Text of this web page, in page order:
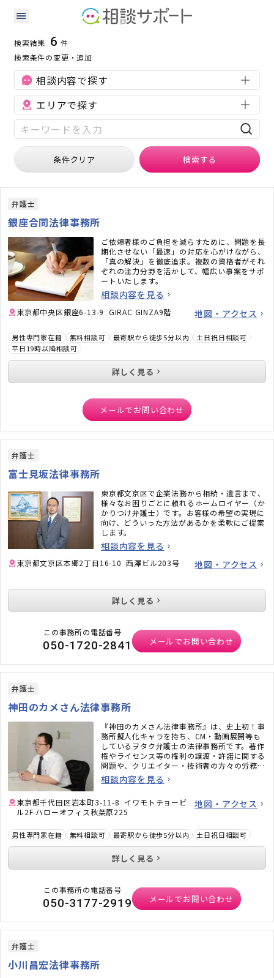
東京都の知的財産に強い専門家の検索結果
知的財産
検索結果 6 件
検索条件の変更・追加
相談内容で探す
エリアで探す
条件クリア 検索する
弁護士
銀座合同法律事務所
ご依頼者様のご負担を減らすために、問題を長
期化させない「最速」の対応を心がけながら、
「真の解決」を徹底追求。複数の資格者がそれ
ぞれの注力分野を活かして、幅広い事案をサポ
ートいたします。
相談内容を見る
東京都中央区銀座6-13-9 GIRAC GINZA9階 地図・アクセス
男性専門家在籍 無料相談可 最寄駅から徒歩5分以内
土日祝日相談可
平日19時以降相談可
詳しく見る
メールでお問い合わせ
弁護士
富士見坂法律事務所
東京都文京区で企業法務から相続・遺言まで、
様々なお困りごとに頼れるホームロイヤー（か
かりつけ弁護士）です。お客様の希望の実現に
向け、どういった方法があるかを柔軟にご提案
します。
相談内容を見る
東京都文京区本郷2丁目16-10 西澤ビル203号 地図・アクセス
詳しく見る
この事務所の電話番号
050-1720-2841 メールでお問い合わせ
弁護士
神田のカメさん法律事務所
『神田のカメさん法律事務所』は、史上初！事
務所擬人化キャラを持ち、CM・動画展開等も
しているヲタク弁護士の法律事務所です。著作
権やライセンス等の権利の譲渡・許諾に関する
問題や、クリエイター・技術者の方々の労務問
題にも力を入れています。また、相続問題、遺
言書作成、戦略的離婚サービスなどもご好評い
相談内容を見る
東京都千代田区岩本町3-11-8 イワモトチョービ
ル2F ハローオフィス秋葉原225
地図・アクセス
男性専門家在籍 無料相談可 最寄駅から徒歩5分以内 土日祝日相談可
詳しく見る
この事務所の電話番号
050-3177-2919 メールでお問い合わせ
弁護士
小川昌宏法律事務所